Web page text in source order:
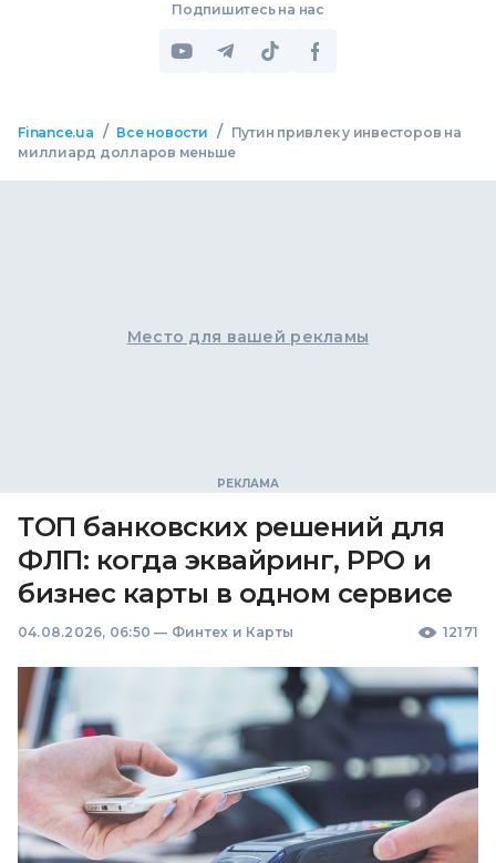
Подпишитесь на нас
Finance.ua / Все новости /
Путин привлек у инвесторов на
миллиард долларов меньше
Место для вашей рекламы
ТОП банковских решений для
ФЛП: когда эквайринг, РРО и
бизнес карты в одном сервисе
04.08.2026, 06:50 — Финтех и Карты 12171